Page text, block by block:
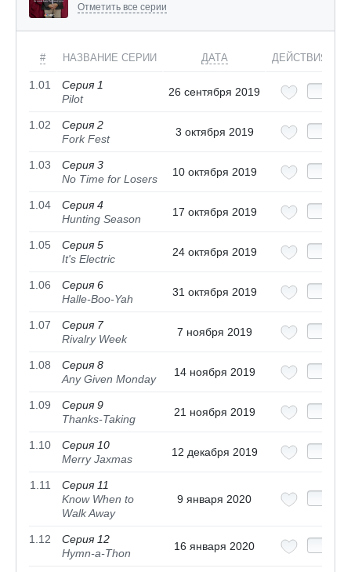
Отметить все серии
# НАЗВАНИЕ СЕРИИ ДАТА ДЕЙСТВИЯ
1.01
Серия 1
Pilot
26 сентября 2019
1.02
Серия 2
Fork Fest
3 октября 2019
1.03
Серия 3
No Time for Losers
10 октября 2019
1.04
Серия 4
Hunting Season
17 октября 2019
1.05
Серия 5
It's Electric
24 октября 2019
1.06
Серия 6
Halle-Boo-Yah
31 октября 2019
1.07
Серия 7
Rivalry Week
7 ноября 2019
1.08
Серия 8
Any Given Monday
14 ноября 2019
1.09
Серия 9
Thanks-Taking
21 ноября 2019
1.10
Серия 10
Merry Jaxmas
12 декабря 2019
1.11
Серия 11
Know When to
Walk Away
9 января 2020
1.12
Серия 12
Hymn-a-Thon
16 января 2020